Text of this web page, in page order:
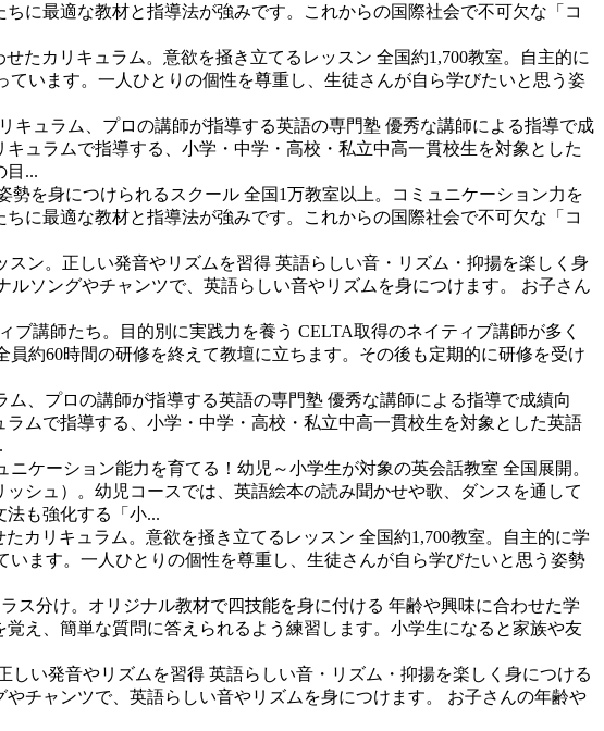
に最適な教材と指導法が強みです。これからの国際社会で不可欠な「コ
たカリキュラム。意欲を掻き立てるレッスン 全国約1,700教室。自主的に
います。一人ひとりの個性を尊重し、生徒さんが自ら学びたいと思う姿
キュラム、プロの講師が指導する英語の専門塾 優秀な講師による指導で成
ュラムで指導する、小学・中学・高校・私立中高一貫校生を対象とした
目...
勢を身につけられるスクール 全国1万教室以上。コミュニケーション力を
に最適な教材と指導法が強みです。これからの国際社会で不可欠な「コ
スン。正しい発音やリズムを習得 英語らしい音・リズム・抑揚を楽しく身
ソングやチャンツで、英語らしい音やリズムを身につけます。 お子さん
ブ講師たち。目的別に実践力を養う CELTA取得のネイティブ講師が多く
約60時間の研修を終えて教壇に立ちます。その後も定期的に研修を受け
、プロの講師が指導する英語の専門塾 優秀な講師による指導で成績向
ムで指導する、小学・中学・高校・私立中高一貫校生を対象とした英語
ニケーション能力を育てる！幼児～小学生が対象の英会話教室 全国展開。
シュ）。幼児コースでは、英語絵本の読み聞かせや歌、ダンスを通して
も強化する「小...
カリキュラム。意欲を掻き立てるレッスン 全国約1,700教室。自主的に学
ます。一人ひとりの個性を尊重し、生徒さんが自ら学びたいと思う姿勢
ス分け。オリジナル教材で四技能を身に付ける 年齢や興味に合わせた学
え、簡単な質問に答えられるよう練習します。小学生になると家族や友
しい発音やリズムを習得 英語らしい音・リズム・抑揚を楽しく身につける
チャンツで、英語らしい音やリズムを身につけます。 お子さんの年齢や